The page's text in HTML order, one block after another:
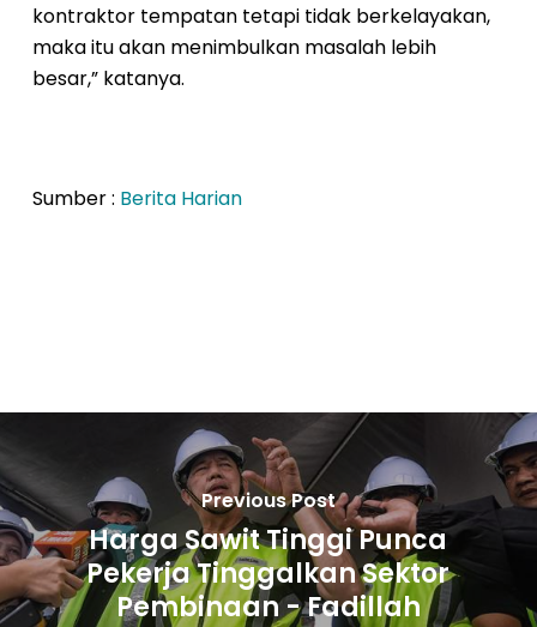
kontraktor tempatan tetapi tidak berkelayakan,
maka itu akan menimbulkan masalah lebih
besar,” katanya.
Sumber : Berita Harian
Previous Post
Harga Sawit Tinggi Punca
Pekerja Tinggalkan Sektor
Pembinaan - Fadillah